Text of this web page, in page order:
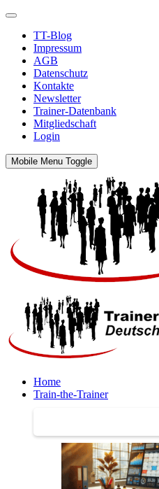
TT-Blog
Impressum
AGB
Datenschutz
Kontakte
Newsletter
Trainer-Datenbank
Mitgliedschaft
Login
Mobile Menu Toggle
Home
Train-the-Trainer